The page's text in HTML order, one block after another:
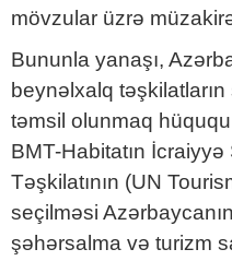
mövzular üzrə
Bununla yanaşı,
beynəlxalq
təmsil olunmaq
BMT-Habitatın
Təşkilatının (UN
seçilməsi
şəhərsalma və turizm